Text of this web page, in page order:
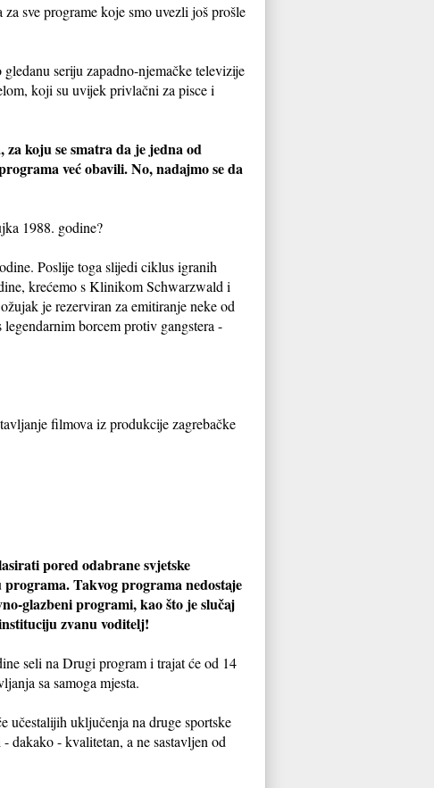
sve programe koje smo uvezli još prošle
seriju zapadno-njemačke televizije
koji su uvijek privlačni za pisce i
koju se smatra da je jedna od
već obavili. No, nadajmo se da
1988. godine?
Poslije toga slijedi ciklus igranih
krećemo s Klinikom Schwarzwald i
je rezerviran za emitiranje neke od
legendarnim borcem protiv gangstera -
filmova iz produkcije zagrebačke
pored odabrane svjetske
Takvog programa nedostaje
glazbeni programi, kao što je slučaj
zvanu voditelj!
seli na Drugi program i trajat će od 14
sa samoga mjesta.
učestalijih uključenja na druge sportske
dakako - kvalitetan, a ne sastavljen od